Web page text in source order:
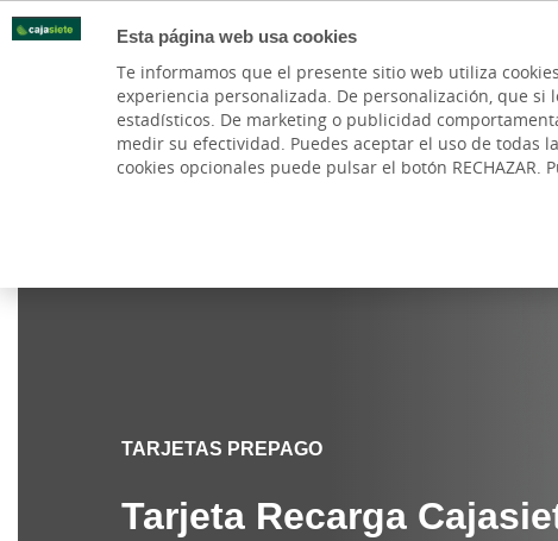
Esta página web usa cookies
Te informamos que el presente sitio web utiliza
experiencia personalizada. De personalización, que
estadísticos. De marketing o publicidad
medir su efectividad. Puedes aceptar el uso de todas
cookies opcionales puede pulsar el botón RECHAZAR.
PARTICULARES BANCA
TARJETAS PREPAGO
Tarjeta Recarga